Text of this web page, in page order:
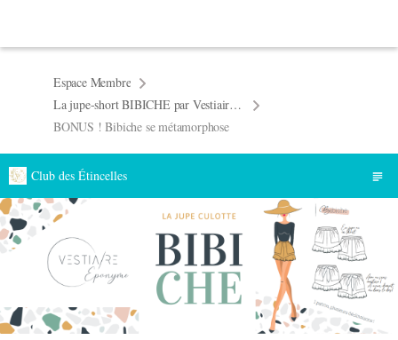
Espace Membre
La jupe-short BIBICHE par Vestiaire Eponyme
BONUS ! Bibiche se métamorphose
Club des Étincelles